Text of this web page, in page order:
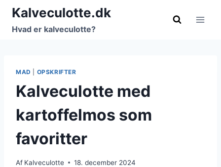
Fortsæt
indhold
Kalveculotte.dk
Hvad er kalveculotte?
MAD OPSKRIFTER
Kalveculotte med
kartoffelmos som
favoritter
Af Kalveculotte 18. december 2024